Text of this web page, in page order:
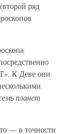
ряд
К Деве они
планет
— в точности